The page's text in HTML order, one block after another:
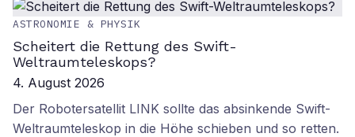
ASTRONOMIE & PHYSIK
Scheitert die Rettung des Swift-
Weltraumteleskops?
4. August 2026
Der Robotersatellit LINK sollte das absinkende Swift-
Weltraumteleskop in die Höhe schieben und so retten.